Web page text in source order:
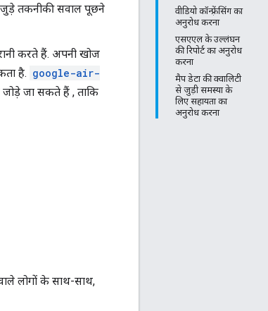
वीडियो कॉन्फ़्रेंसिंग का
अनुरोध करना
एसएएल के उल्लंघन
की रिपोर्ट का अनुरोध
करना
मैप डेटा की क्वालिटी
से जुड़ी समस्या के
लिए सहायता का
अनुरोध करना
तकनीकी सवाल पूछने
करते हैं. अपनी खोज
है. google-air-
जा सकते हैं , ताकि
लोगों के साथ-साथ,